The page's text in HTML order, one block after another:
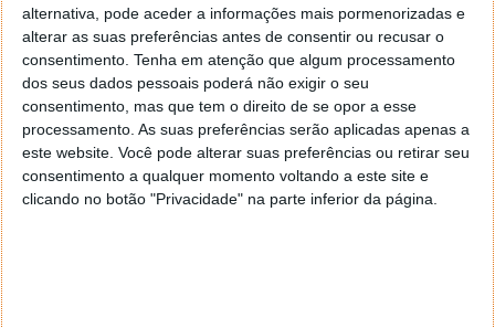
alternativa, pode aceder a informações mais pormenorizadas e
alterar as suas preferências antes de consentir ou recusar o
consentimento. Tenha em atenção que algum processamento
dos seus dados pessoais poderá não exigir o seu
consentimento, mas que tem o direito de se opor a esse
processamento. As suas preferências serão aplicadas apenas a
este website. Você pode alterar suas preferências ou retirar seu
consentimento a qualquer momento voltando a este site e
clicando no botão "Privacidade" na parte inferior da página.
Deixe-nos então sugestões de temas na caixa de
comentários ou envie para
marisa.pinto@pplware.com
Este artigo tem mais de um ano